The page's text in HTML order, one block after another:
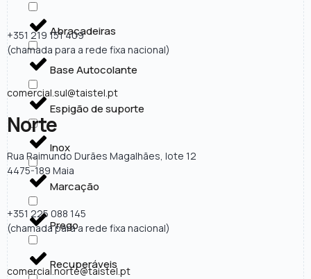
Abraçadeiras
Base Autocolante
Espigão de suporte
Inox
Marcação
Prego
Recuperáveis
+351 219 151 409
(chamada para a rede fixa nacional)
comercial.sul@taistel.pt
Norte
Rua Raimundo Durães Magalhães, lote 12
4475-189 Maia
+351 225 088 145
(chamada para a rede fixa nacional)
comercial.norte@taistel.pt